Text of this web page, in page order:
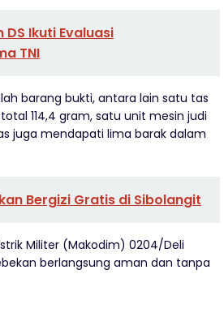
Ikuti Evaluasi
TNI
barang bukti, antara lain satu tas
114,4 gram, satu unit mesin judi
juga mendapati lima barak dalam
Bergizi Gratis di Sibolangit
Militer (Makodim) 0204/Deli
berlangsung aman dan tanpa